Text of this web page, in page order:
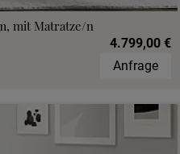
mit Matratze/n
4.799,00 €
Anfrage